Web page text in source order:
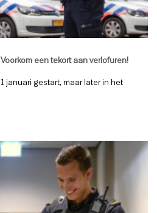
een tekort aan verlofuren!
januari gestart, maar later in het